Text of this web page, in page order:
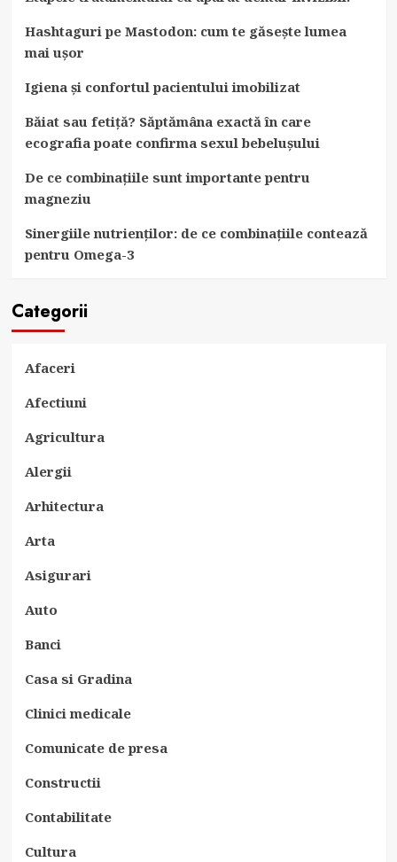
Hashtaguri pe Mastodon: cum te găsește lumea
mai ușor
Igiena și confortul pacientului imobilizat
Băiat sau fetiță? Săptămâna exactă în care
ecografia poate confirma sexul bebelușului
De ce combinațiile sunt importante pentru
magneziu
Sinergiile nutrienților: de ce combinațiile contează
pentru Omega-3
Categorii
Afaceri
Afectiuni
Agricultura
Alergii
Arhitectura
Arta
Asigurari
Auto
Banci
Casa si Gradina
Clinici medicale
Comunicate de presa
Constructii
Contabilitate
Cultura